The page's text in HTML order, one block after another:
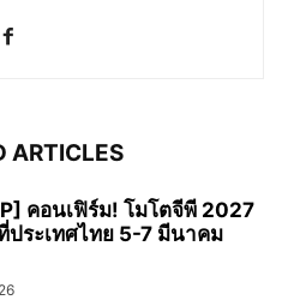
ARTICLES
คอนเฟิร์ม! โมโตจีพี 2027
ประเทศไทย 5-7 มีนาคม